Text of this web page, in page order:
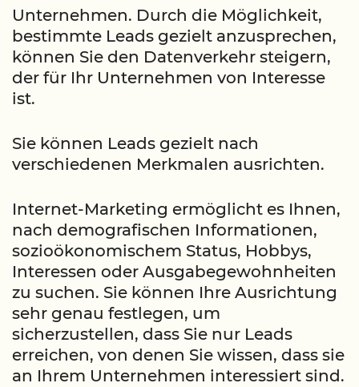
Unternehmen. Durch die Möglichkeit,
bestimmte Leads gezielt anzusprechen,
können Sie den Datenverkehr steigern,
der für Ihr Unternehmen von Interesse
ist.
Sie können Leads gezielt nach
verschiedenen Merkmalen ausrichten.
Internet-Marketing ermöglicht es Ihnen,
nach demografischen Informationen,
sozioökonomischem Status, Hobbys,
Interessen oder Ausgabegewohnheiten
zu suchen. Sie können Ihre Ausrichtung
sehr genau festlegen, um
sicherzustellen, dass Sie nur Leads
erreichen, von denen Sie wissen, dass sie
an Ihrem Unternehmen interessiert sind.